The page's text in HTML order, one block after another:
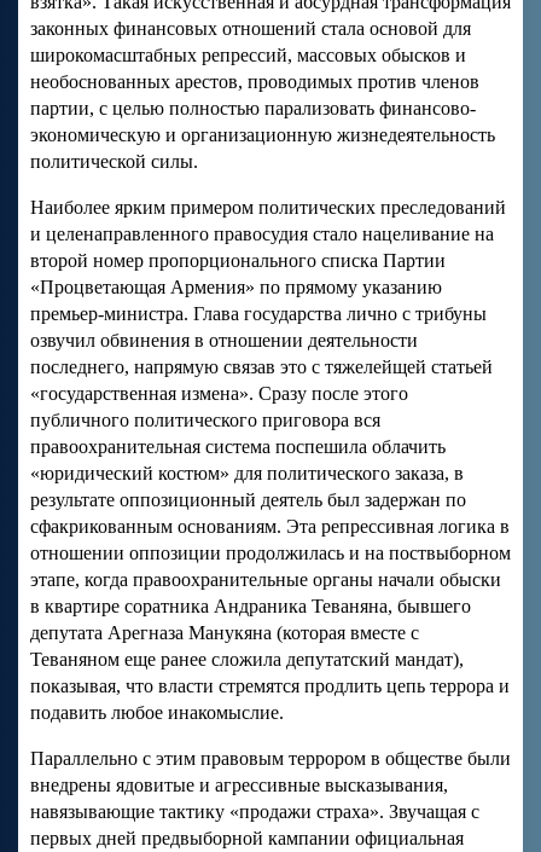
законных финансовых отношений стала основой для
широкомасштабных репрессий, массовых обысков и
необоснованных арестов, проводимых против членов
партии, с целью полностью парализовать финансово-
экономическую и организационную жизнедеятельность
политической силы.
Наиболее ярким примером политических преследований
и целенаправленного правосудия стало нацеливание на
второй номер пропорционального списка Партии
«Процветающая Армения» по прямому указанию
премьер-министра. Глава государства лично с трибуны
озвучил обвинения в отношении деятельности
последнего, напрямую связав это с тяжелейщей статьей
«государственная измена». Сразу после этого
публичного политического приговора вся
правоохранительная система поспешила облачить
«юридический костюм» для политического заказа, в
результате оппозиционный деятель был задержан по
сфакрикованным основаниям. Эта репрессивная логика в
отношении оппозиции продолжилась и на поствыборном
этапе, когда правоохранительные органы начали обыски
в квартире соратника Андраника Теваняна, бывшего
депутата Арегназа Манукяна (которая вместе с
Теваняном еще ранее сложила депутатский мандат),
показывая, что власти стремятся продлить цепь террора и
подавить любое инакомыслие.
Параллельно с этим правовым террором в обществе были
внедрены ядовитые и агрессивные высказывания,
навязывающие тактику «продажи страха». Звучащая с
первых дней предвыборной кампании официальная